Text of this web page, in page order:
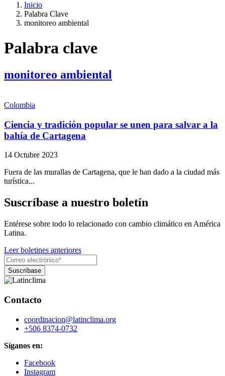
Inicio
Palabra Clave
monitoreo ambiental
Palabra clave
monitoreo ambiental
Colombia
Ciencia y tradición popular se unen para salvar a la
bahía de Cartagena
14 Octubre 2023
Fuera de las murallas de Cartagena, que le han dado a la ciudad más
turística...
Suscríbase a nuestro boletín
Entérese sobre todo lo relacionado con cambio climático en América
Latina.
Leer boletines anteriores
Contacto
coordinacion@latinclima.org
+506 8374-0732
Síganos en:
Facebook
Instagram